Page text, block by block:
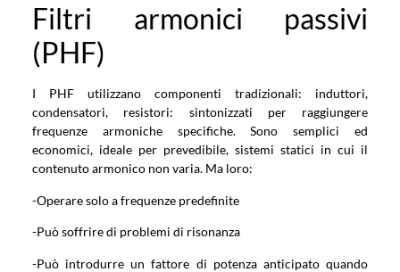
Filtri armonici passivi
(PHF)
I PHF utilizzano componenti tradizionali: induttori,
condensatori, resistori: sintonizzati per raggiungere
frequenze armoniche specifiche. Sono semplici ed
economici, ideale per prevedibile, sistemi statici in cui il
contenuto armonico non varia. Ma loro:
-Operare solo a frequenze predefinite
-Può soffrire di problemi di risonanza
-Può introdurre un fattore di potenza anticipato quando